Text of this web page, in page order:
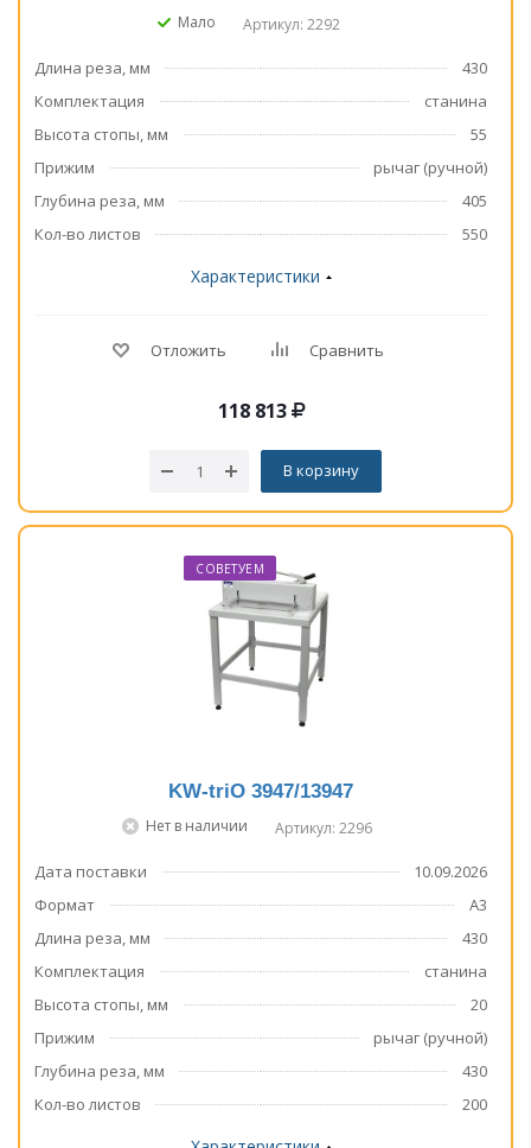
Мало Артикул: 2292
Длина реза, мм
430
Комплектация
станина
Высота стопы, мм
55
Прижим
рычаг (ручной)
Глубина реза, мм
405
Кол-во листов
550
Характеристики
Отложить Сравнить
118 813
В корзину
СОВЕТУЕМ
KW-triO 3947/13947
Нет в наличии Артикул: 2296
Дата поставки
10.09.2026
Формат
А3
Длина реза, мм
430
Комплектация
станина
Высота стопы, мм
20
Прижим
рычаг (ручной)
Глубина реза, мм
430
Кол-во листов
200